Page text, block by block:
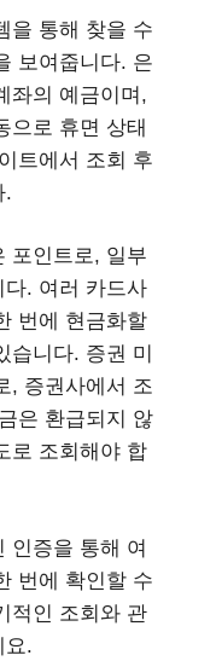
을 통해 찾을 수
보여줍니다. 은
좌의 예금이며,
으로 휴면 상태
트에서 조회 후
.
포인트로, 일부
. 여러 카드사
번에 현금화할
습니다. 증권 미
, 증권사에서 조
은 환급되지 않
로 조회해야 합
인증을 통해 여
번에 확인할 수
적인 조회와 관
요.